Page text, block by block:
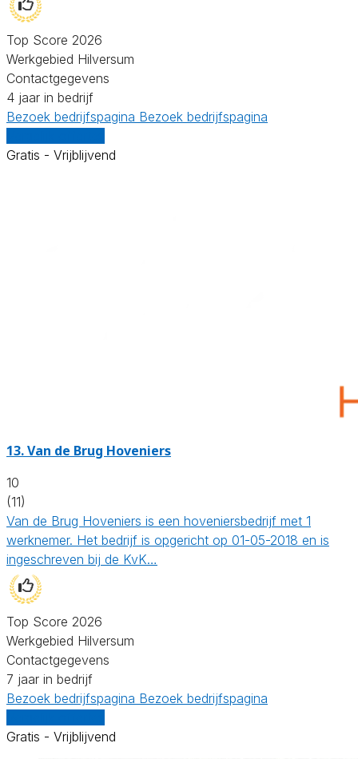
Top Score 2026
Werkgebied Hilversum
Contactgegevens
4 jaar in bedrijf
Bezoek bedrijfspagina Bezoek bedrijfspagina
Gratis - Vrijblijvend
13.Van de Brug Hoveniers
10
(11)
Van de Brug Hoveniers is een hoveniersbedrijf met 1
werknemer. Het bedrijf is opgericht op 01-05-2018 en is
ingeschreven bij de KvK…
Top Score 2026
Werkgebied Hilversum
Contactgegevens
7 jaar in bedrijf
Bezoek bedrijfspagina Bezoek bedrijfspagina
Gratis - Vrijblijvend